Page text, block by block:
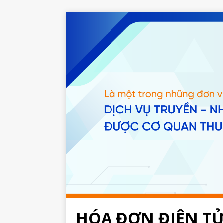
HÓA ĐƠN ĐIỆN